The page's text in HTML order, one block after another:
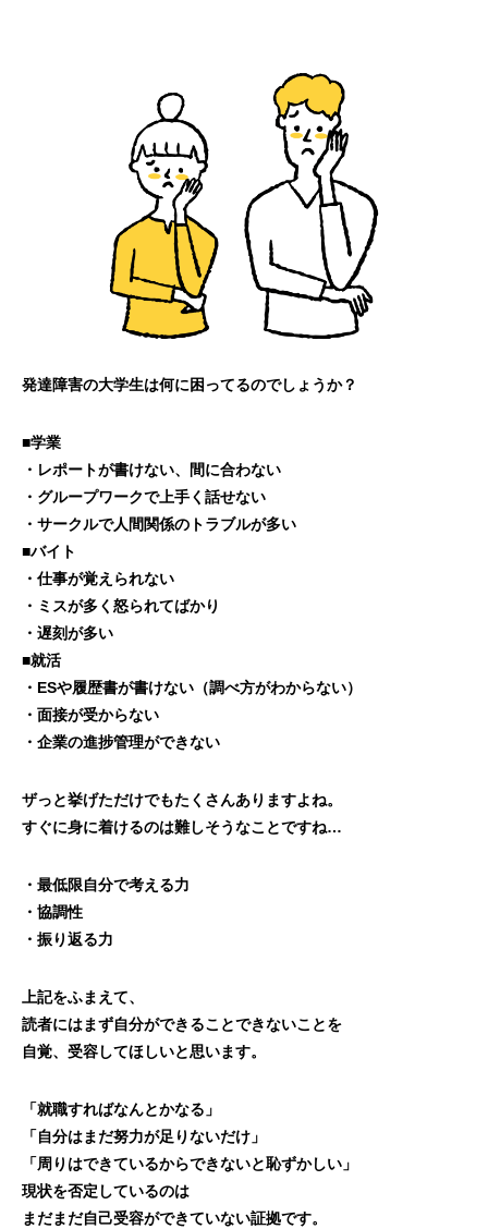
発達障害の大学生は何に困ってるのでしょうか？
■学業
・レポートが書けない、間に合わない
・グループワークで上手く話せない
・サークルで人間関係のトラブルが多い
■バイト
・仕事が覚えられない
・ミスが多く怒られてばかり
・遅刻が多い
■就活
・ESや履歴書が書けない（調べ方がわからない）
・面接が受からない
・企業の進捗管理ができない
ザっと挙げただけでもたくさんありますよね。
すぐに身に着けるのは難しそうなことですね…
・最低限自分で考える力
・協調性
・振り返る力
上記をふまえて、
読者にはまず自分ができることできないことを
自覚、受容してほしいと思います。
「就職すればなんとかなる」
「自分はまだ努力が足りないだけ」
「周りはできているからできないと恥ずかしい」
現状を否定しているのは
まだまだ自己受容ができていない証拠です。